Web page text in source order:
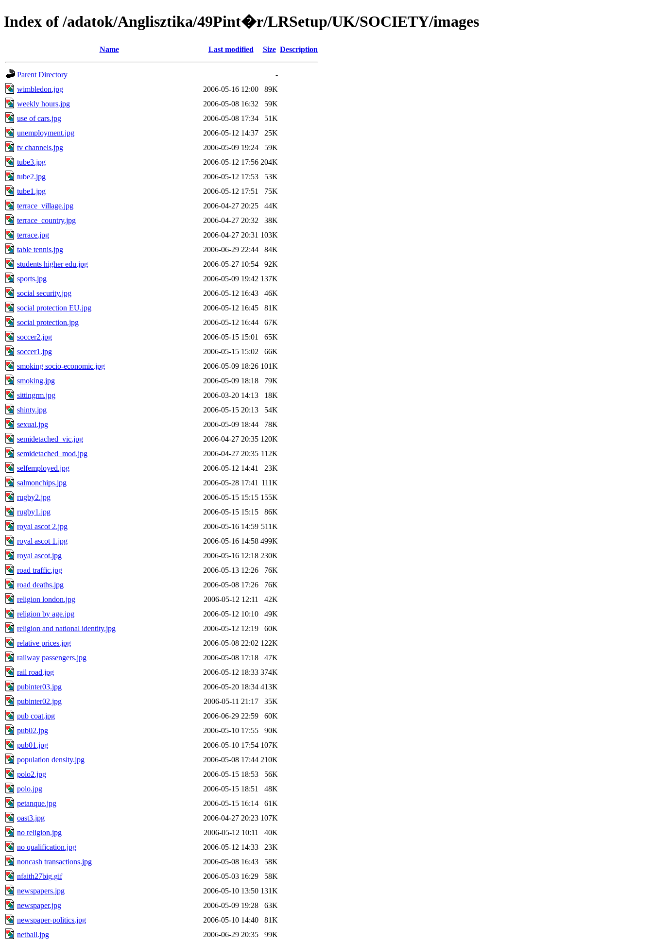
Index of /adatok/Anglisztika/49Pint�r/LRSetup/UK/SOCIETY/images
Name Last modified Size Description
Parent Directory
-
wimbledon.jpg
2006-05-16 12:00
89K
weekly hours.jpg
2006-05-08 16:32
59K
use of cars.jpg
2006-05-08 17:34
51K
unemployment.jpg
2006-05-12 14:37
25K
tv channels.jpg
2006-05-09 19:24
59K
tube3.jpg
2006-05-12 17:56 204K
tube2.jpg
2006-05-12 17:53
53K
tube1.jpg
2006-05-12 17:51
75K
terrace_village.jpg
2006-04-27 20:25
44K
terrace_country.jpg
2006-04-27 20:32
38K
terrace.jpg
2006-04-27 20:31 103K
table tennis.jpg
2006-06-29 22:44
84K
students higher edu.jpg
2006-05-27 10:54
92K
sports.jpg
2006-05-09 19:42 137K
social security.jpg
2006-05-12 16:43
46K
social protection EU.jpg
2006-05-12 16:45
81K
social protection.jpg
2006-05-12 16:44
67K
soccer2.jpg
2006-05-15 15:01
65K
soccer1.jpg
2006-05-15 15:02
66K
smoking socio-economic.jpg
2006-05-09 18:26 101K
smoking.jpg
2006-05-09 18:18
79K
sittingrm.jpg
2006-03-20 14:13
18K
shinty.jpg
2006-05-15 20:13
54K
sexual.jpg
2006-05-09 18:44
78K
semidetached_vic.jpg
2006-04-27 20:35 120K
semidetached_mod.jpg
2006-04-27 20:35 112K
selfemployed.jpg
2006-05-12 14:41
23K
salmonchips.jpg
2006-05-28 17:41 111K
rugby2.jpg
2006-05-15 15:15 155K
rugby1.jpg
2006-05-15 15:15
86K
royal ascot 2.jpg
2006-05-16 14:59 511K
royal ascot 1.jpg
2006-05-16 14:58 499K
royal ascot.jpg
2006-05-16 12:18 230K
road traffic.jpg
2006-05-13 12:26
76K
road deaths.jpg
2006-05-08 17:26
76K
religion london.jpg
2006-05-12 12:11
42K
religion by age.jpg
2006-05-12 10:10
49K
religion and national identity.jpg
2006-05-12 12:19
60K
relative prices.jpg
2006-05-08 22:02 122K
railway passengers.jpg
2006-05-08 17:18
47K
rail road.jpg
2006-05-12 18:33 374K
pubinter03.jpg
2006-05-20 18:34 413K
pubinter02.jpg
2006-05-11 21:17
35K
pub coat.jpg
2006-06-29 22:59
60K
pub02.jpg
2006-05-10 17:55
90K
pub01.jpg
2006-05-10 17:54 107K
population density.jpg
2006-05-08 17:44 210K
polo2.jpg
2006-05-15 18:53
56K
polo.jpg
2006-05-15 18:51
48K
petanque.jpg
2006-05-15 16:14
61K
oast3.jpg
2006-04-27 20:23 107K
no religion.jpg
2006-05-12 10:11
40K
no qualification.jpg
2006-05-12 14:33
23K
noncash transactions.jpg
2006-05-08 16:43
58K
nfaith27big.gif
2006-05-03 16:29
58K
newspapers.jpg
2006-05-10 13:50 131K
newspaper.jpg
2006-05-09 19:28
63K
newspaper-politics.jpg
2006-05-10 14:40
81K
netball.jpg
2006-06-29 20:35
99K